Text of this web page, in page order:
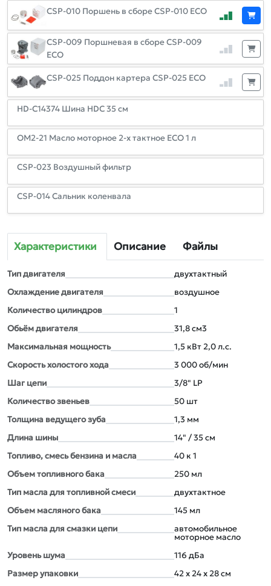
CSP-010 Поршень в сборе CSP-010 ECO
CSP-009 Поршневая в сборе CSP-009
ECO
CSP-025 Поддон картера CSP-025 ECO
HD-C14374 Шина HDC 35 см
OM2-21 Масло моторное 2-х тактное ECO 1 л
CSP-023 Воздушный фильтр
CSP-014 Сальник коленвала
Характеристики Описание Файлы
Тип двигателя
двуxтактный
Оxлаждение двигателя
воздушное
Количество цилиндров
1
Обьём двигателя
31,8 см3
Максимальная мощность
1,5 кВт 2,0 л.с.
Скорость xолостого xода
3 000 об/мин
Шаг цепи
3/8" LP
Количество звеньев
50 шт
Толщина ведущего зуба
1,3 мм
Длина шины
14" / 35 см
Топливо, смесь бензина и масла
40 к 1
Объем топливного бака
250 мл
Тип масла для топливной смеси
двуxтактное
Объем масляного бака
145 мл
Тип масла для смазки цепи
автомобильное
моторное масло
Уровень шума
116 дБа
Размер упаковки
42 x 24 x 28 см